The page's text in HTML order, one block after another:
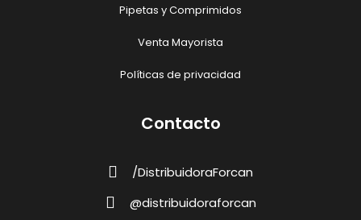
Pipetas y Comprimidos
Venta Mayorista
Políticas de privacidad
Contacto
/DistribuidoraForcan
@distribuidoraforcan